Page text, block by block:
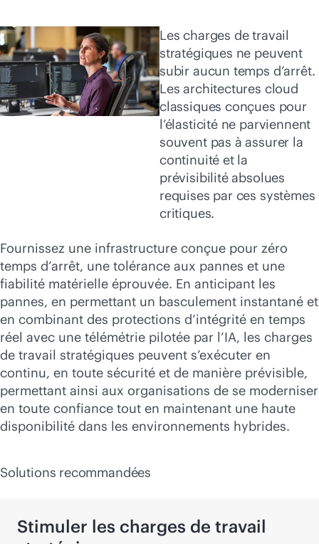
Les charges de travail
stratégiques ne peuvent
subir aucun temps d’arrêt.
Les architectures cloud
classiques conçues pour
l’élasticité ne parviennent
souvent pas à assurer la
continuité et la
prévisibilité absolues
requises par ces systèmes
critiques.
Fournissez une infrastructure conçue pour zéro
temps d’arrêt, une tolérance aux pannes et une
fiabilité matérielle éprouvée. En anticipant les
pannes, en permettant un basculement instantané et
en combinant des protections d’intégrité en temps
réel avec une télémétrie pilotée par l’IA, les charges
de travail stratégiques peuvent s’exécuter en
continu, en toute sécurité et de manière prévisible,
permettant ainsi aux organisations de se moderniser
en toute confiance tout en maintenant une haute
disponibilité dans les environnements hybrides.
Solutions recommandées
Stimuler les charges de travail